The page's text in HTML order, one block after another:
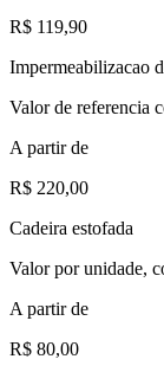
R$ 119,90
Impermeabilizacao
Valor de referencia
A partir de
R$ 220,00
Cadeira estofada
Valor por unidade,
A partir de
R$ 80,00